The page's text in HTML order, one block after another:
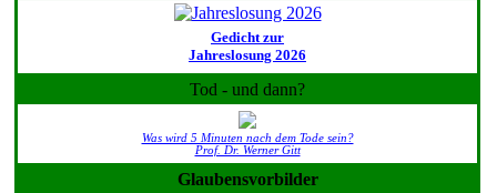
Gedicht zur
Jahreslosung 2026
Tod - und dann?
Was wird 5 Minuten nach dem Tode sein?
Prof. Dr. Werner Gitt
Glaubensvorbilder